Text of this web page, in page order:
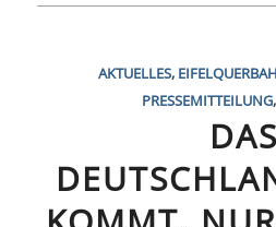
AKTUELLES,
PRESSEMITTEILUNG,
DAS